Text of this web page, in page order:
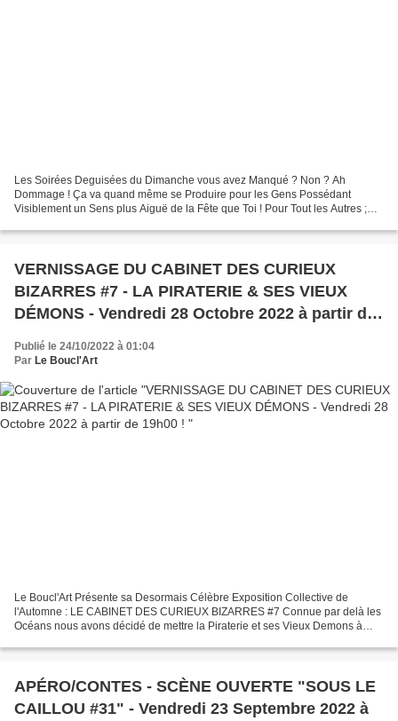
Les Soirées Deguisées du Dimanche vous avez Manqué ? Non ? Ah
Dommage ! Ça va quand même se Produire pour les Gens Possédant
Visiblement un Sens plus Aiguë de la Fête que Toi ! Pour Tout les Autres ;
VERNISSAGE DU CABINET DES CURIEUX
BIZARRES #7 - LA PIRATERIE & SES VIEUX
DÉMONS - Vendredi 28 Octobre 2022 à partir de
Publié le 24/10/2022 à 01:04
Par Le Boucl'Art
Le Boucl'Art Présente sa Desormais Célèbre Exposition Collective de
l'Automne : LE CABINET DES CURIEUX BIZARRES #7 Connue par delà les
Océans nous avons décidé de mettre la Piraterie et ses Vieux Demons à
APÉRO/CONTES - SCÈNE OUVERTE "SOUS LE
CAILLOU #31" - Vendredi 23 Septembre 2022 à